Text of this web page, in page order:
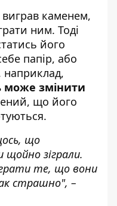
каменем,
ним. Тоді
його
папір, або
наприклад,
змінити
що його
що
зіграли.
те, що вони
страшно", –